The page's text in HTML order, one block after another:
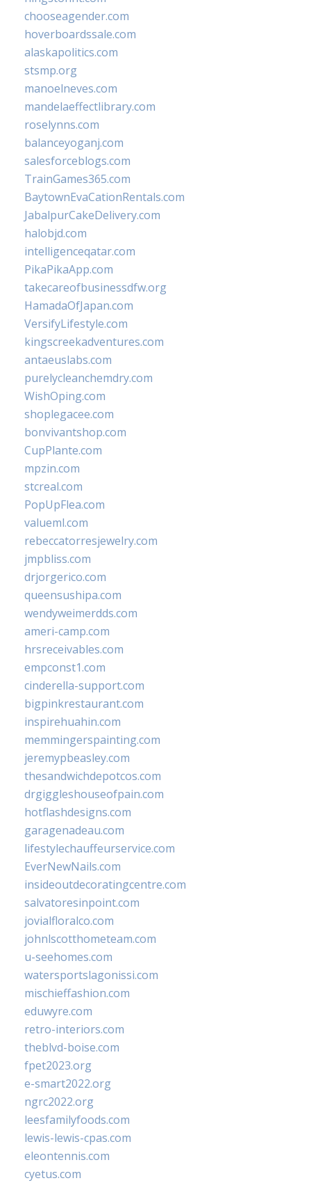
chooseagender.com
hoverboardssale.com
alaskapolitics.com
stsmp.org
manoelneves.com
mandelaeffectlibrary.com
roselynns.com
balanceyoganj.com
salesforceblogs.com
TrainGames365.com
BaytownEvaCationRentals.com
JabalpurCakeDelivery.com
halobjd.com
intelligenceqatar.com
PikaPikaApp.com
takecareofbusinessdfw.org
HamadaOfJapan.com
VersifyLifestyle.com
kingscreekadventures.com
antaeuslabs.com
purelycleanchemdry.com
WishOping.com
shoplegacee.com
bonvivantshop.com
CupPlante.com
mpzin.com
stcreal.com
PopUpFlea.com
valueml.com
rebeccatorresjewelry.com
jmpbliss.com
drjorgerico.com
queensushipa.com
wendyweimerdds.com
ameri-camp.com
hrsreceivables.com
empconst1.com
cinderella-support.com
bigpinkrestaurant.com
inspirehuahin.com
memmingerspainting.com
jeremypbeasley.com
thesandwichdepotcos.com
drgiggleshouseofpain.com
hotflashdesigns.com
garagenadeau.com
lifestylechauffeurservice.com
EverNewNails.com
insideoutdecoratingcentre.com
salvatoresinpoint.com
jovialfloralco.com
johnlscotthometeam.com
u-seehomes.com
watersportslagonissi.com
mischieffashion.com
eduwyre.com
retro-interiors.com
theblvd-boise.com
fpet2023.org
e-smart2022.org
ngrc2022.org
leesfamilyfoods.com
lewis-lewis-cpas.com
eleontennis.com
cyetus.com